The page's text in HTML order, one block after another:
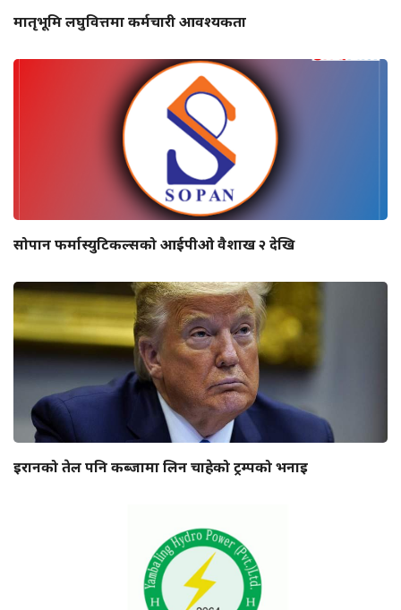
मातृभूमि लघुवित्तमा कर्मचारी आवश्यकता
सोपान फर्मास्युटिकल्सको आईपीओ वैशाख २ देखि
इरानको तेल पनि कब्जामा लिन चाहेको ट्रम्पको भनाइ